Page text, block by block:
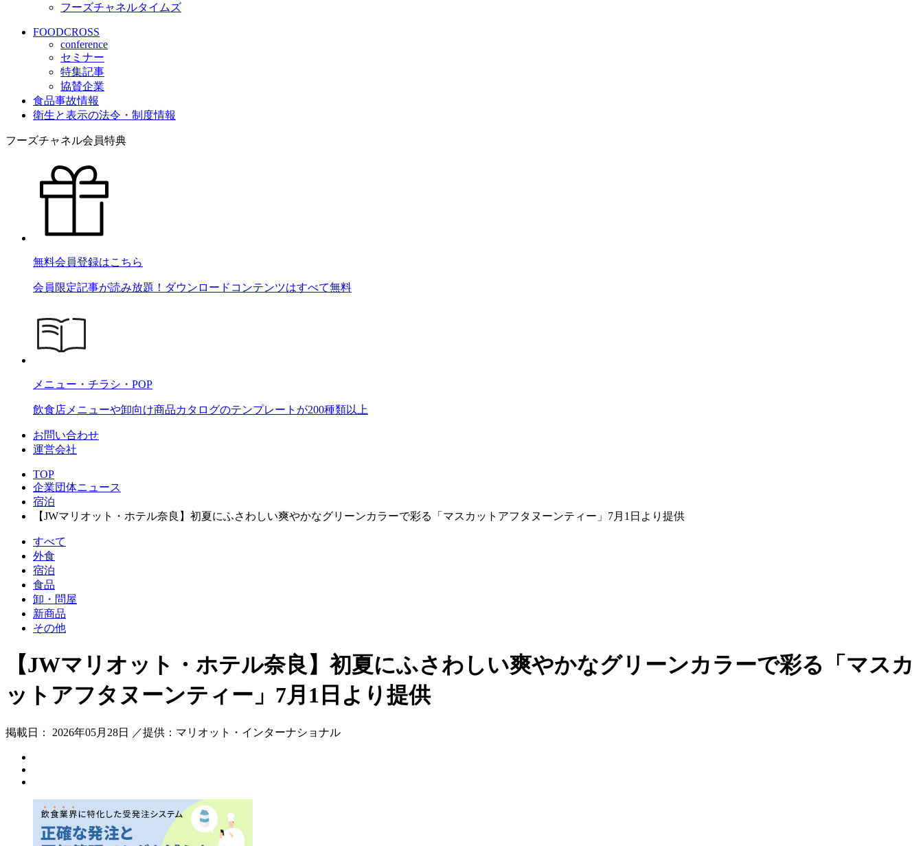
フーズチャネルタイムズ
FOODCROSS
conference
セミナー
特集記事
協賛企業
食品事故情報
衛生と表示の法令・制度情報
フーズチャネル会員特典
無料会員登録はこちら
会員限定記事が読み放題！ダウンロードコンテンツはすべて無料
メニュー・チラシ・POP
飲食店メニューや卸向け商品カタログのテンプレートが200種類以上
お問い合わせ
運営会社
TOP
企業団体ニュース
宿泊
【JWマリオット・ホテル奈良】初夏にふさわしい爽やかなグリーンカラーで彩る「マスカットアフタヌーンティー」7月1日より提供
すべて
外食
宿泊
食品
卸・問屋
新商品
その他
【JWマリオット・ホテル奈良】初夏にふさわしい爽やかなグリーンカラーで彩る「マスカ
ットアフタヌーンティー」7月1日より提供
掲載日： 2026年05月28日 ／提供：マリオット・インターナショナル